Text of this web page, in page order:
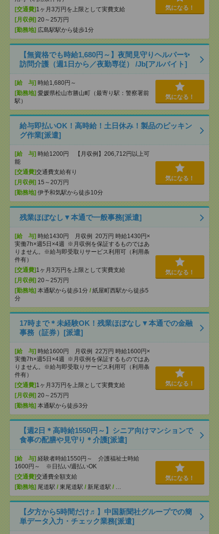
[交通費] 1ヶ月3万円を上限として実費支給
[月収例] 20～25万円
[勤務地] 広島駅駅から徒歩1分
気になる！
【無資格でも時給1,680円～】夜間見守りヘルパー✨
訪問介護（週1日から／夜勤専従） /Jb[アルバイト]
[給 与] 時給1,680円～
[勤務地] 愛媛県松山市勝山町（最寄り駅：警察署前
駅）
気になる！
給与即払いOK！高時給！土日休み！製品のピッキン
グ作業[派遣]
[給 与] 時給1200円 【月収例】206,712円以上可
能
[交通費]交通費支給有り
[月収例] 15～20万円
[勤務地] 伊予和気駅から徒歩10分
気になる！
残業ほぼなし▼本通で一般事務[派遣]
[給 与] 時給1430円 月収例 20万円 時給1430円×
実働7h×週5日×4週 ※月収例を保証するものではあ
りません。※給与即受取りサービス利用可（利用条
件有）
[交通費] 1ヶ月3万円を上限として実費支給
[月収例] 20～25万円
[勤務地] 本通駅から徒歩1分 / 紙屋町西駅から徒歩5
分
気になる！
17時まで＊未経験OK！残業ほぼなし▼本通での金融
事務（証券）[派遣]
[給 与] 時給1600円 月収例 22万円 時給1600円×
実働7h×週5日×4週 ※月収例を保証するものではあ
りません。※給与即受取りサービス利用可（利用条
件有）
[交通費] 1ヶ月3万円を上限として実費支給
[月収例] 20～25万円
[勤務地] 本通駅から徒歩3分
気になる！
【週2日＊高時給1550円～】シニア向けマンションで
食事の配膳や見守り＊介護[派遣]
[給 与] 経験者時給1550円～ 介護福祉士時給
1600円～ ※日払い/週払いOK
[交通費]交通費全額支給
[勤務地] 尾道駅 / 東尾道駅 / 新尾道駅 / …
気になる！
【夕方から5時間だけ♬】中国新聞社グループでの簡
単データ入力・チェック業務[派遣]